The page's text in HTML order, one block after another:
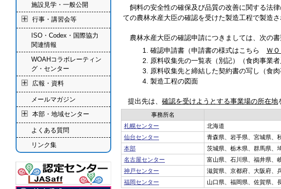
飼料の安全性の確保及び品質の改善に関する法
ての農林水産大臣の確認を受けた製造工程で製造
農林水産大臣の確認申請につきましては、次の書
確認申請書（申請書の様式はこちら ＷＯ
原料収集先の一覧表（別記）（食肉事業
原料収集先と締結した契約書の写し（食
製造工程の図面
提出先は、 確認を受けようとする事業場の所在地
事務所名
札幌センター
北海道
仙台センター
青森県、岩手県、宮城県、
本部
茨城県、栃木県、群馬県、
名古屋センター
富山県、石川県、福井県、
神戸センター
滋賀県、京都府、大阪府、
福岡センター
山口県、福岡県、佐賀県、
施設見学・一般公開
行事・講習会等
ISO・Codex・国際協力
関連情報
WOAHコラボレーティン
グ・センター
広報・資料
メールマガジン
本部・地域センター
よくある質問
リンク集